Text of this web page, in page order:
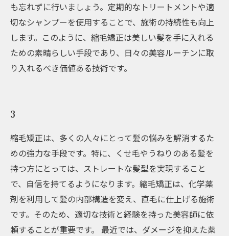
も忘れずに行いましょう。定期的なトリートメントや適
切なシャンプーを使用することで、施術の持続性も向上
します。このように、縮毛矯正は美しい髪を手に入れる
ための素晴らしい手段であり、日々の美容ルーチンに取
り入れるべき価値ある技術です。
3
縮毛矯正は、多くの人々にとって髪の悩みを解消するた
めの強力な手段です。特に、くせ毛やうねりのある髪を
持つ方にとっては、ストレートな髪型を実現すること
で、自信を持てるようになります。縮毛矯正は、化学薬
剤を利用して髪の内部構造を変え、直毛に仕上げる施術
です。そのため、適切な技術と経験を持った美容師に依
頼することが重要です。 最近では、ダメージを抑えた薬